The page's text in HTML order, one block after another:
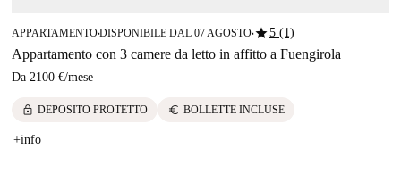
APPARTAMENTO■DISPONIBILE DAL 07 AGOSTO■star5 (1)
Appartamento con 3 camere da letto in affitto a Fuengirola
Da 2100 €/mese
lock DEPOSITO PROTETTO euro BOLLETTE INCLUSE
+info